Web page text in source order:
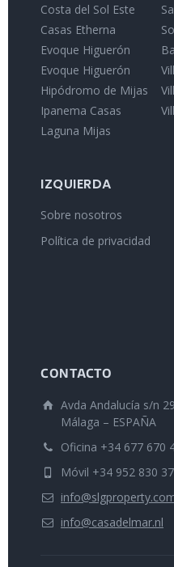
Costa del Sol Este
Casas Etherna
Evoque Higuerón
Evoque Higuerón
Hipódromo de Mijas
Ipanema Casas
Laguna Mijas
IZQUIERDA
Sobre nosotros
Política de privacidad
CONTACTO
Avda Andalucía s/n
Málaga – ESPAÑA
Oficina +34 677 670
Móvil +34 952 830
info@casadelmar.nl